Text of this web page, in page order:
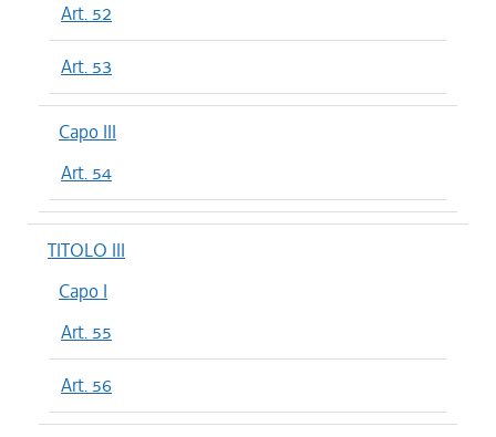
Art. 52
Art. 53
Capo III
Art. 54
TITOLO III
Capo I
Art. 55
Art. 56